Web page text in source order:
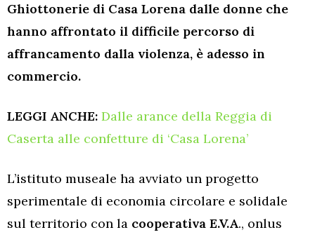
Ghiottonerie di Casa Lorena dalle donne che
hanno affrontato il difficile percorso di
affrancamento dalla violenza, è adesso in
commercio.
LEGGI ANCHE: Dalle arance della Reggia di
Caserta alle confetture di ‘Casa Lorena’
L’istituto museale ha avviato un progetto
sperimentale di economia circolare e solidale
sul territorio con la cooperativa E.V.A., onlus